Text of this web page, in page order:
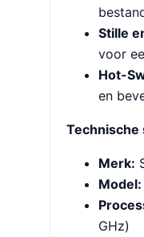
Stille
voor
Hot-
en
Technische
Merk:
Model:
GHz)